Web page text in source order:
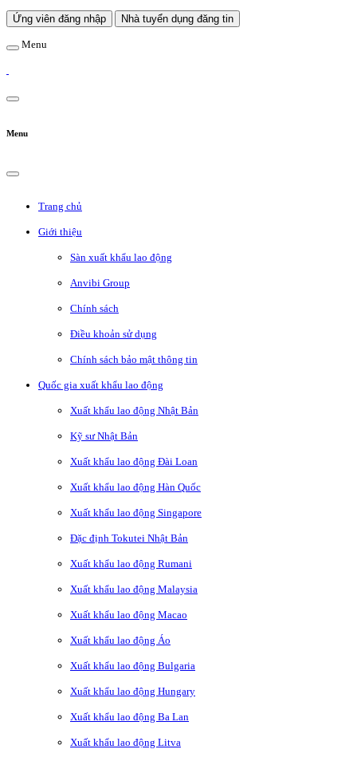
Ứng viên đăng nhập Nhà tuyển dụng đăng tin
Menu
Menu
Trang chủ
Giới thiệu
Sàn xuất khẩu lao động
Anvibi Group
Chính sách
Điều khoản sử dụng
Chính sách bảo mật thông tin
Quốc gia xuất khẩu lao động
Xuất khẩu lao động Nhật Bản
Kỹ sư Nhật Bản
Xuất khẩu lao động Đài Loan
Xuất khẩu lao động Hàn Quốc
Xuất khẩu lao động Singapore
Đặc định Tokutei Nhật Bản
Xuất khẩu lao động Rumani
Xuất khẩu lao động Malaysia
Xuất khẩu lao động Macao
Xuất khẩu lao động Áo
Xuất khẩu lao động Bulgaria
Xuất khẩu lao động Hungary
Xuất khẩu lao động Ba Lan
Xuất khẩu lao động Litva